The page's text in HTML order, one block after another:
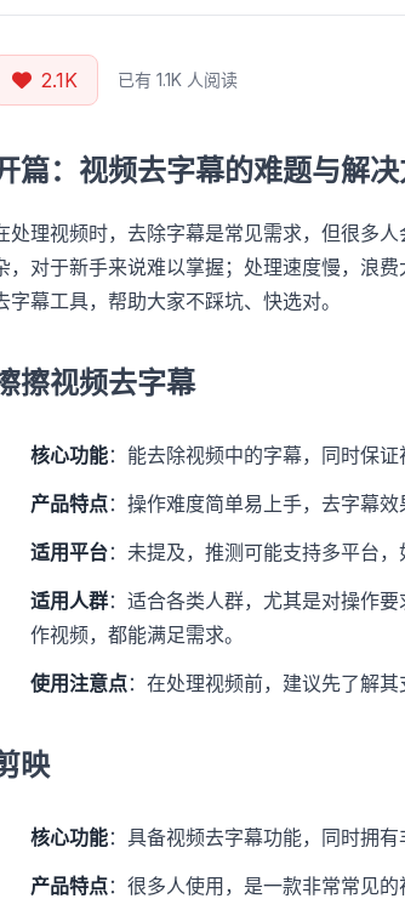
2.1K 已有 1.1K 人阅读
篇：视频去字幕的难题与解
处理视频时，去除字幕是常见需求，但很多
，对于新手来说难以掌握；处理速度慢，浪
字幕工具，帮助大家不踩坑、快选对。
擦视频去字幕
核心功能：能去除视频中的字幕，同时保
产品特点：操作难度简单易上手，去字幕
适用平台：未提及，推测可能支持多平台
适用人群：适合各类人群，尤其是对操作
作视频，都能满足需求。
使用注意点：在处理视频前，建议先了解
映
核心功能：具备视频去字幕功能，同时拥
产品特点：很多人使用，是一款非常常见